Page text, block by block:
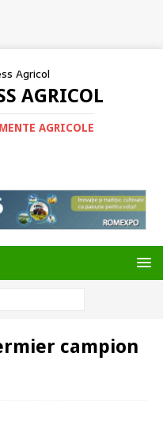
AGRICOL
AGRICOLE
campion